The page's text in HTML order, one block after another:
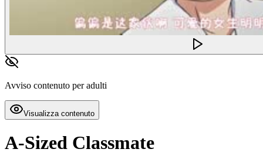
Avviso contenuto per adulti
Visualizza contenuto
A-Sized Classmate